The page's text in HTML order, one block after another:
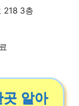
218 3층
곳 알아